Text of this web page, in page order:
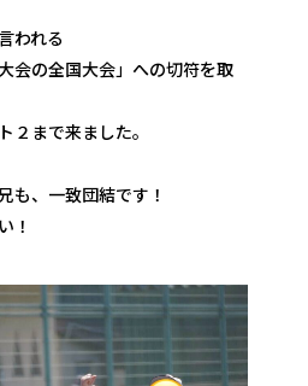
われる
会の全国大会」への切符を取
２まで来ました。
も、一致団結です！
！